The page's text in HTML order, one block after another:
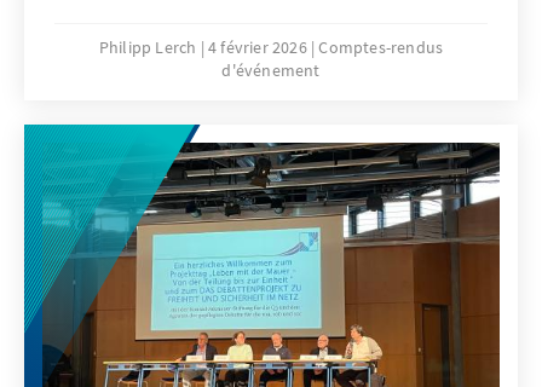
Politischen Bildung eingeladen.
Philipp Lerch 4 février 2026 Comptes-rendus
d'événement